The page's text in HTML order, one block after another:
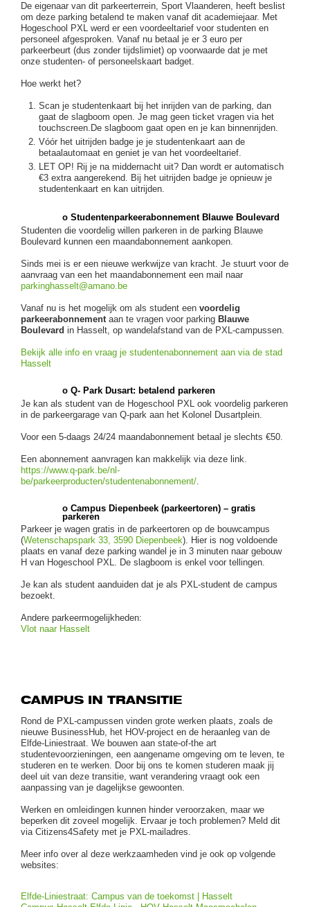
De eigenaar van dit parkeerterrein, Sport Vlaanderen, heeft beslist
om deze parking betalend te maken vanaf dit academiejaar. Met
Hogeschool PXL werd er een voordeeltarief voor studenten en
personeel afgesproken. Vanaf nu betaal je er 3 euro per
parkeerbeurt (dus zonder tijdslimiet) op voorwaarde dat je met
onze studenten- of personeelskaart badget.
Hoe werkt het?
Scan je studentenkaart bij het inrijden van de parking, dan
gaat de slagboom open. Je mag geen ticket vragen via het
touchscreen.De slagboom gaat open en je kan binnenrijden.
Vóór het uitrijden badge je je studentenkaart aan de
betaalautomaat en geniet je van het voordeeltarief.
LET OP! Rij je na middernacht uit? Dan wordt er automatisch
€3 extra aangerekend. Bij het uitrijden badge je opnieuw je
studentenkaart en kan uitrijden.
o Studentenparkeerabonnement Blauwe Boulevard
Studenten die voordelig willen parkeren in de parking Blauwe
Boulevard kunnen een maandabonnement aankopen.
Sinds mei is er een nieuwe werkwijze van kracht. Je stuurt voor de
aanvraag van een het maandabonnement een mail naar
parkinghasselt@amano.be
Vanaf nu is het mogelijk om als student eenvoordelig
parkeerabonnement aan te vragen voor parkingBlauwe
Boulevard in Hasselt, op wandelafstand van de PXL-campussen.
Bekijk alle info en vraag je studentenabonnement aan via de stad
Hasselt
o Q- Park Dusart: betalend parkeren
Je kan als student van de Hogeschool PXL ook voordelig parkeren
in de parkeergarage van Q-park aan het Kolonel Dusartplein.
Voor een 5-daags 24/24 maandabonnement betaal je slechts €50.
Een abonnement aanvragen kan makkelijk via deze link.
https://www.q-park.be/nl-
be/parkeerproducten/studentenabonnement/
o Campus Diepenbeek (parkeertoren) – gratis
parkeren
Parkeer je wagen gratis in de parkeertoren op de bouwcampus
(Wetenschapspark 33, 3590 Diepenbeek). Hier is nog voldoende
plaats en vanaf deze parking wandel je in 3 minuten naar gebouw
H van Hogeschool PXL. De slagboom is enkel voor tellingen.
Je kan als student aanduiden dat je als PXL-student de campus
bezoekt.
Andere parkeermogelijkheden:
Vlot naar Hasselt
CAMPUS IN TRANSITIE
Rond de PXL-campussen vinden grote werken plaats, zoals de
nieuwe BusinessHub, het HOV-project en de heraanleg van de
Elfde-Liniestraat. We bouwen aan state-of-the art
studentevoorzieningen, een aangename omgeving om te leven, te
studeren en te werken. Door bij ons te komen studeren maak jij
deel uit van deze transitie, want verandering vraagt ook een
aanpassing van je dagelijkse gewoonten.
Werken en omleidingen kunnen hinder veroorzaken, maar we
beperken dit zoveel mogelijk. Ervaar je toch problemen? Meld dit
via Citizens4Safety met je PXL-mailadres.
Meer info over al deze werkzaamheden vind je ook op volgende
websites:
Elfde-Liniestraat: Campus van de toekomst | Hasselt